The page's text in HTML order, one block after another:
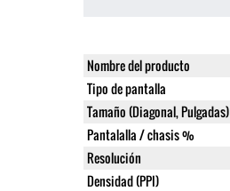
Nombre del producto
Tipo de pantalla
Tamaño (Diagonal, Pulgadas)
Pantalalla / chasis %
Resolución
Densidad (PPI)